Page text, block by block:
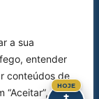
a sua
entender
conteúdos de
“Aceitar”, você
HOJE